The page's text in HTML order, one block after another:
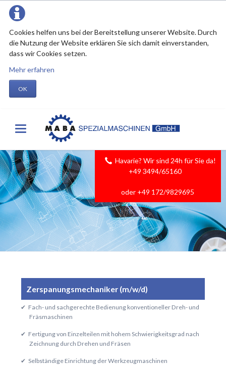
Cookies helfen uns bei der Bereitstellung unserer Website. Durch
die Nutzung der Website erklären Sie sich damit einverstanden,
dass wir Cookies setzen.
Mehr erfahren
OK
Havarie? Wir sind 24h für Sie da!
+49 3494/65160
oder +49 172/9829695
Zerspanungsmechaniker (m/w/d)
Fach- und sachgerechte Bedienung konventioneller Dreh- und
Fräsmaschinen
Fertigung von Einzelteilen mit hohem Schwierigkeitsgrad nach
Zeichnung durch Drehen und Fräsen
Selbständige Einrichtung der Werkzeugmaschinen